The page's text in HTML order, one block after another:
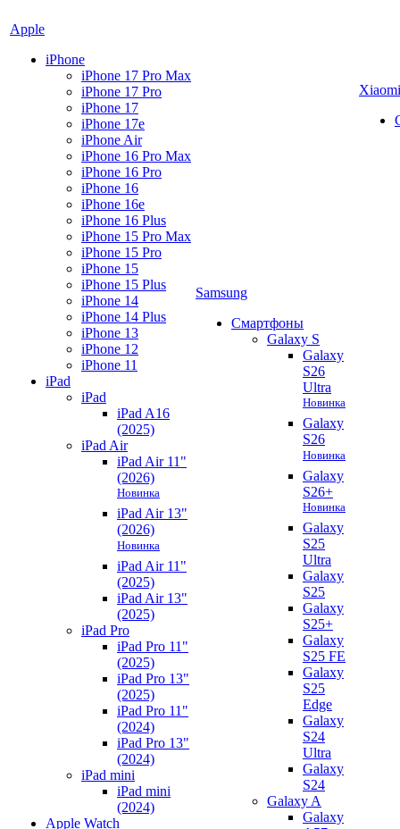
Apple
iPhone
iPhone 17 Pro Max
iPhone 17 Pro
iPhone 17
iPhone 17e
iPhone Air
iPhone 16 Pro Max
iPhone 16 Pro
iPhone 16
iPhone 16e
iPhone 16 Plus
iPhone 15 Pro Max
iPhone 15 Pro
iPhone 15
iPhone 15 Plus
iPhone 14
iPhone 14 Plus
iPhone 13
iPhone 12
iPhone 11
iPad
iPad
iPad A16
(2025)
iPad Air
iPad Air 11"
(2026)
Новинка
iPad Air 13"
(2026)
Новинка
iPad Air 11"
(2025)
iPad Air 13"
(2025)
iPad Pro
iPad Pro 11"
(2025)
iPad Pro 13"
(2025)
iPad Pro 11"
(2024)
iPad Pro 13"
(2024)
iPad mini
iPad mini
(2024)
Apple Watch
Samsung
Смартфоны
Galaxy S
Galaxy
S26
Ultra
Новинка
Galaxy
S26
Новинка
Galaxy
S26+
Новинка
Galaxy
S25
Ultra
Galaxy
S25
Galaxy
S25+
Galaxy
S25 FE
Galaxy
S25
Edge
Galaxy
S24
Ultra
Galaxy
S24
Galaxy A
Galaxy
Xiaomi